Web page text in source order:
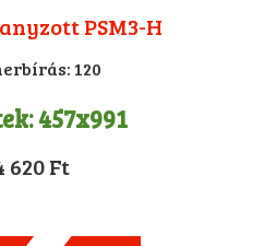
PSM3-H
120
457x991
620 Ft